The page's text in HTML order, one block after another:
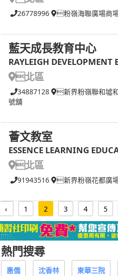
26778996 粉嶺海聯廣場商
藍天成長教育中心
RAYLEIGH DEVELOPMENT
北區
34887128
新界粉嶺聯和墟
號舖
薈文教室
ESSENCE LEARNING
北區
91943516 新界粉嶺花都廣
‹ 1 2 3 4 5
熱門搜尋
惠僑 沈香林 東華三院